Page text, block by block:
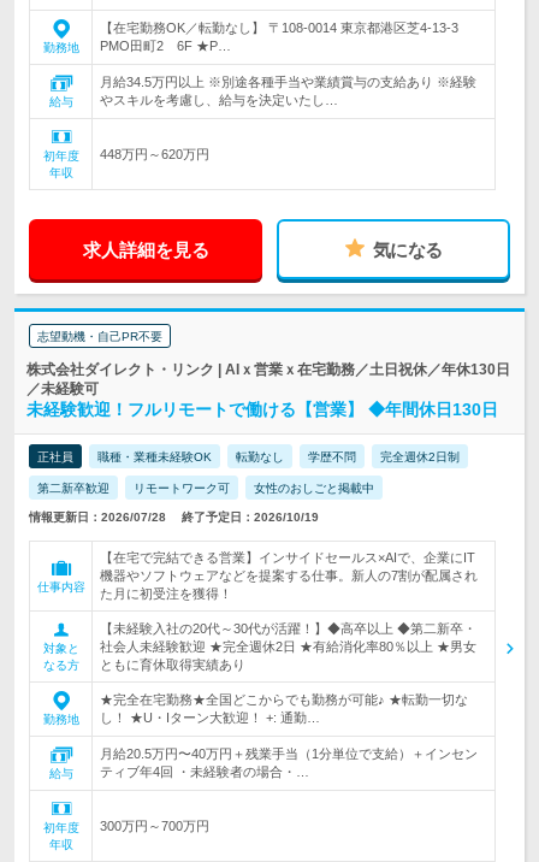
勤務地
【在宅勤務OK／転勤なし】 〒108-0014 東京都港区芝4-13-3
PMO田町2 6F ★P…
給与
月給34.5万円以上 ※別途各種手当や業績賞与の支給あり ※経験
やスキルを考慮し、給与を決定いたし…
初年度
年収
448万円～620万円
求人詳細を見る 気になる
志望動機・自己PR不要
株式会社ダイレクト・リンク | AIｘ営業ｘ在宅勤務／土日祝休／年休130日
／未経験可
未経験歓迎！フルリモートで働ける【営業】 ◆年間休日130日
正社員 職種・業種未経験OK 転勤なし 学歴不問 完全週休2日制
第二新卒歓迎 リモートワーク可 女性のおしごと掲載中
情報更新日：2026/07/28 終了予定日：2026/10/19
仕事内容
【在宅で完結できる営業】インサイドセールス×AIで、企業にIT
機器やソフトウェアなどを提案する仕事。新人の7割が配属され
た月に初受注を獲得！
対象と
なる方
【未経験入社の20代～30代が活躍！】◆高卒以上 ◆第二新卒・
社会人未経験歓迎 ★完全週休2日 ★有給消化率80％以上 ★男女
ともに育休取得実績あり
勤務地
★完全在宅勤務★全国どこからでも勤務が可能♪ ★転勤一切な
し！ ★U・Iターン大歓迎！ +: 通勤…
給与
月給20.5万円〜40万円＋残業手当（1分単位で支給）＋インセン
ティブ年4回 ・未経験者の場合・…
初年度
年収
300万円～700万円